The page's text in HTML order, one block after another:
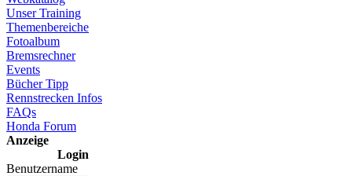
Unser Training
Themenbereiche
Fotoalbum
Bremsrechner
Events
Bücher Tipp
Rennstrecken Infos
FAQs
Honda Forum
Anzeige
Login
Benutzername